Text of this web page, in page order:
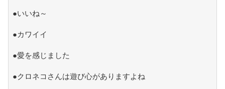
●いいね～
●カワイイ
●愛を感じました
●クロネコさんは遊び心がありますよね